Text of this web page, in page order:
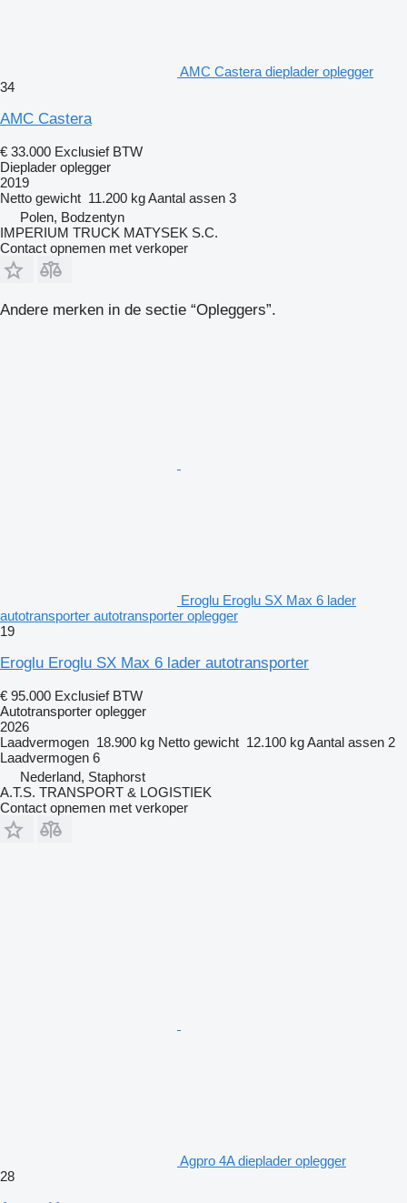
AMC Castera dieplader oplegger
34
AMC Castera
€ 33.000 Exclusief BTW
Dieplader oplegger
2019
Netto gewicht 11.200 kgAantal assen 3
Polen, Bodzentyn
IMPERIUM TRUCK MATYSEK S.C.
Contact opnemen met verkoper
Andere merken in de sectie “Opleggers”.
Eroglu Eroglu SX Max 6 lader
autotransporter autotransporter oplegger
19
Eroglu Eroglu SX Max 6 lader autotransporter
€ 95.000 Exclusief BTW
Autotransporter oplegger
2026
Laadvermogen 18.900 kg Netto gewicht 12.100 kgAantal assen 2
Laadvermogen 6
Nederland, Staphorst
A.T.S. TRANSPORT & LOGISTIEK
Contact opnemen met verkoper
Agpro 4A dieplader oplegger
28